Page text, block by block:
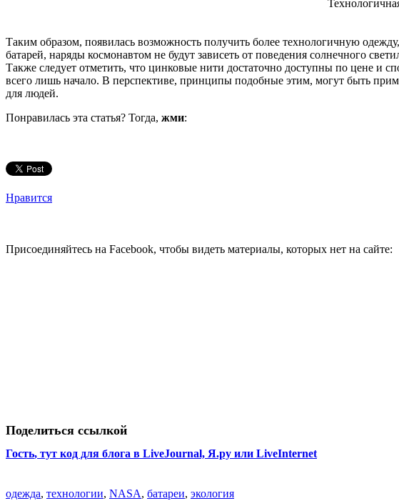
Таким образом, появилась возможность получить более технологичную
батарей, наряды космонавтом не будут зависеть от поведения солнечного
Также следует отметить, что цинковые нити достаточно доступны по цене и
всего лишь начало. В перспективе, принципы подобные этим, могут быть
для людей.
Понравилась эта статья? Тогда, жми:
Нравится
Присоединяйтесь на Facebook, чтобы видеть материалы, которых нет на сайте:
Поделиться ссылкой
Гость, тут код для блога в LiveJournal, Я.ру или LiveInternet
одежда, технологии, NASA, батареи, экология